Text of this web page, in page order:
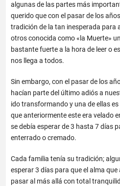
algunas de las partes más
querido que con el pasar de los
tradición de la tan inesperada para
otros conocida como «la Muerte»
bastante fuerte a la hora de leer o
nos llega a todos.
Sin embargo, con el pasar de los
hacían parte del último adiós a
ido transformando y una de ellas
que anteriormente este era velado
se debía esperar de 3 hasta 7 días
enterrado o cremado.
Cada familia tenía su tradición;
esperar 3 días para que el alma
pasar al más allá con total